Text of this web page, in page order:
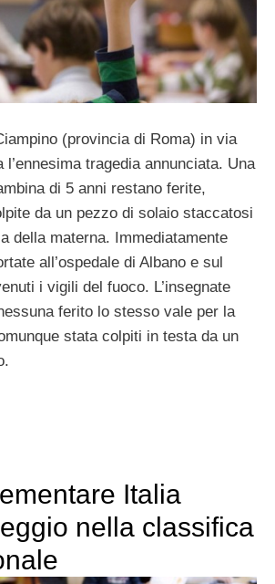
(provincia di Roma) in via
l’ennesima tragedia annunciata. Una
di 5 anni restano ferite,
da un pezzo di solaio staccatosi
della materna. Immediatamente
all’ospedale di Albano e sul
i vigili del fuoco. L’insegnate
ferito lo stesso vale per la
stata colpiti in testa da un
Italia
nella classifica